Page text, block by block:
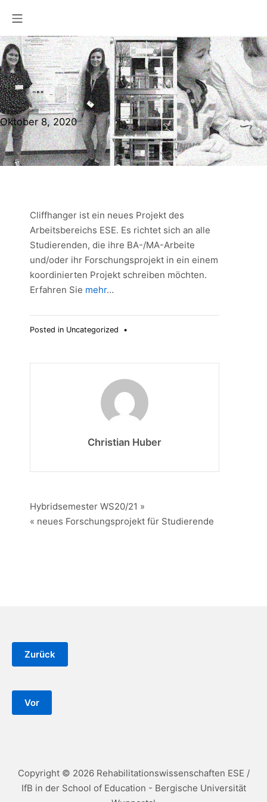
Inhalt
springen
Mobile Menü
Oktober 8, 2020Oktober
8,
2020
Cliffhanger ist ein neues Projekt des
Arbeitsbereichs ESE. Es richtet sich an alle
Studierenden, die ihre BA-/MA-Arbeite
und/oder ihr Forschungsprojekt in ein einem
koordinierten Projekt schreiben möchten.
Erfahren Sie mehr…
Posted in Uncategorized •
Christian Huber
Beitragsnavigation
Hybridsemester WS20/21 »
« neues Forschungsprojekt für Studierende
Copyright © 2026 Rehabilitationswissenschaften ESE /
IfB in der School of Education - Bergische Universität